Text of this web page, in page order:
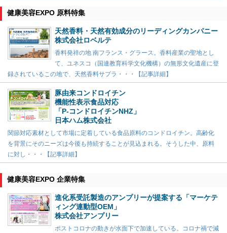
健康美容EXPO 原料特集
天然香料・天然有効成分のリーディングカンパニー
株式会社ロベルテ
香料発祥の地 南フランス・グラース。香料産業の聖地とし
て、ユネスコ（国連教育科学文化機構）の無形文化遺産に登
録されているこの地で、天然香料サプラ・・・【記事詳細】
豚由来コンドロイチン
機能性表示食品対応
「P-コンドロイチンNHZ」
日本ハム株式会社
関節対応素材として市場に定着している食品原料のコンドロイチン。高齢化
を背景にそのニーズは今後も持続することが見込まれる。そうした中、原料
に対し・・・【記事詳細】
健康美容EXPO 企業特集
進化系受託製造のアンプリーが提案する「マーケテ
ィング連動型OEM」
株式会社アンプリー
ポストコロナの動きが水面下で加速している。コロナ禍で減